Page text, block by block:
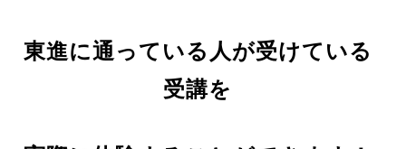
東進に通っている人が受けている
受講を